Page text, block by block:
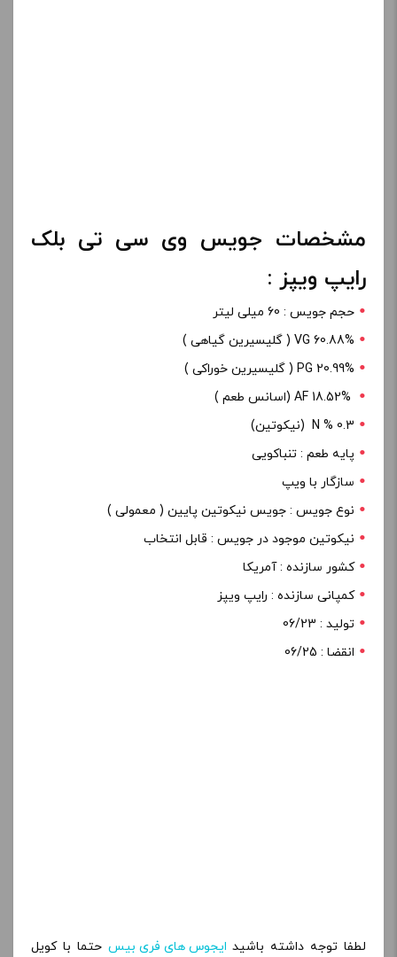
مشخصات جویس وی سی تی بلک
رایپ ویپز :
حجم جویس : 60 میلی لیتر
60.88% VG ( گلیسیرین گیاهی )
PG 20.99% ( گلیسیرین خوراکی )
0.3 % N (نیکوتین)
پایه طعم : تنباکویی
سازگار با ویپ
نوع جویس : جویس نیکوتین پایین ( معمولی )
نیکوتین موجود در جویس : قابل انتخاب
کشور سازنده : آمریکا
کمپانی سازنده : رایپ ویپز
تولید : 06/23
انقضا : 06/25
لطفا توجه داشته باشید ایجوس های فری بیس حتما با کویل